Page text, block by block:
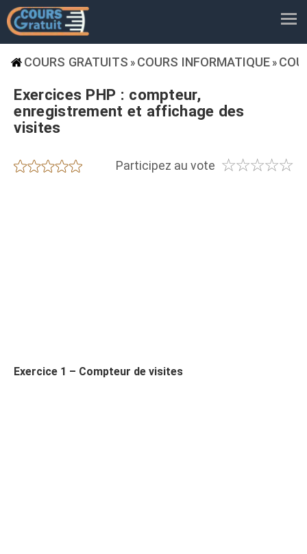
COURS GRATUITS » COURS INFORMATIQUE »
Exercices PHP : compteur,
enregistrement et affichage des
visites
Participez au vote ☆☆☆☆☆
★★★★★
Exercice 1 – Compteur de visites